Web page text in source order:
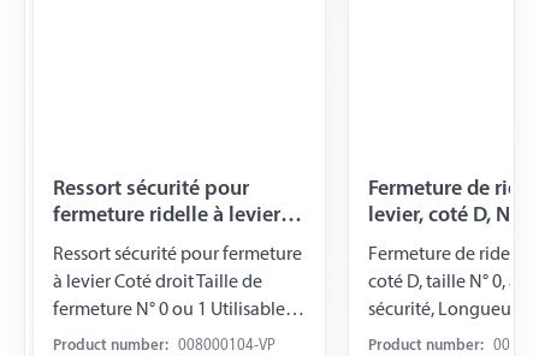
Ressort sécurité pour
fermeture ridelle à levier,
coté D, blister
Ressort sécurité pour fermeture
à levier Coté droit Taille de
fermeture N° 0 ou 1 Utilisable
pour référence 008 000 102,
Product number: 008000104-VP
Fermeture de
levier, coté D, N°
ressort sécurité
Fermeture de ridelles
coté D, taille N° 0,
sécurité, Longueur
Product number: